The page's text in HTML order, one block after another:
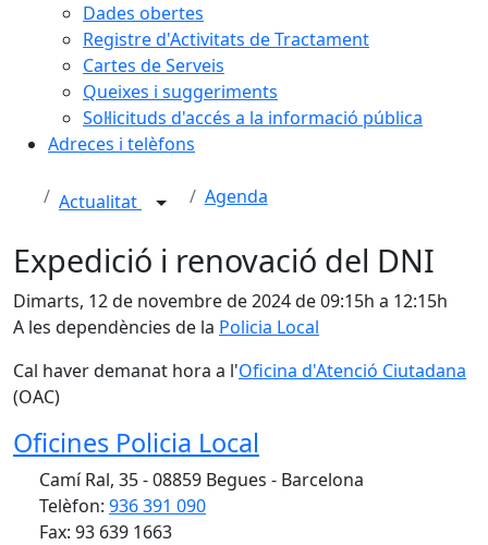
Dades obertes
Registre d'Activitats de Tractament
Cartes de Serveis
Queixes i suggeriments
Sol·licituds d'accés a la informació pública
Adreces i telèfons
Actualitat Agenda
Expedició i renovació del DNI
Dimarts, 12 de novembre de 2024 de 09:15h a 12:15h
A les dependències de la Policia Local
Cal haver demanat hora a l'Oficina d'Atenció Ciutadana
(OAC)
Oficines Policia Local
Camí Ral, 35 - 08859 Begues - Barcelona
Telèfon: 936 391 090
Fax: 93 639 1663